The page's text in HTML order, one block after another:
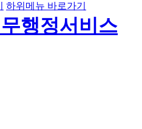
하위메뉴 바로가기